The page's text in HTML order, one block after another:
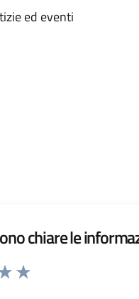
ed eventi
chiare le
la pagina